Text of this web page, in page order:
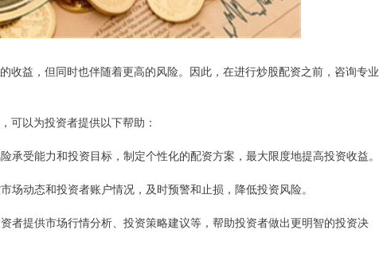
收益，但同时也伴随着更高的风险。因此，在进行炒股配资之前，咨询专业
可以为投资者提供以下帮助：
承受能力和投资目标，制定个性化的配资方案，最大限度地提高投资收益。
场动态和投资者账户情况，及时预警和止损，降低投资风险。
者提供市场行情分析、投资策略建议等，帮助投资者做出更明智的投资决